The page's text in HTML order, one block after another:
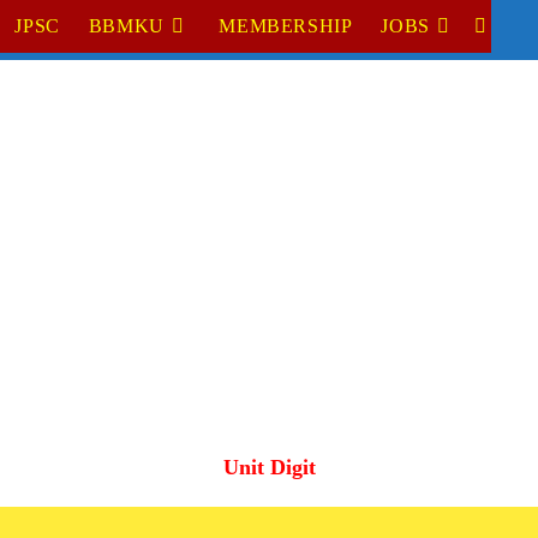
JPSC BBMKU MEMBERSHIP JOBS
Unit Digit